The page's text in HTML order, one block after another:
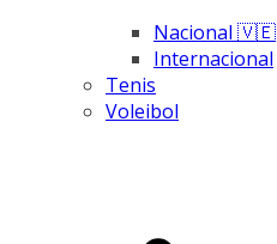
Nacional 🇻🇪
Internacional
Tenis
Voleibol